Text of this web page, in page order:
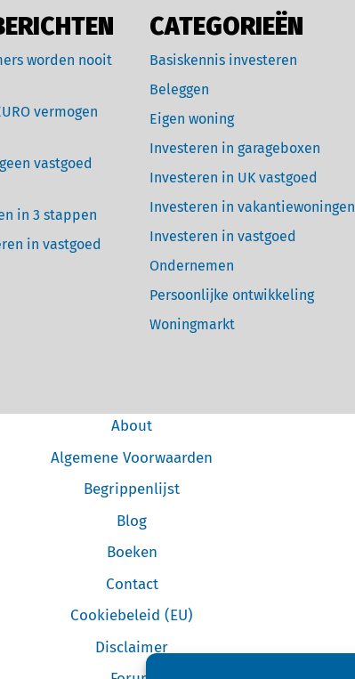
worden nooit
vermogen
vastgoed
in 3 stappen
in vastgoed
CATEGORIEËN
Basiskennis investeren
Beleggen
Eigen woning
Investeren in garageboxen
Investeren in UK vastgoed
Investeren in vakantiewoningen
Investeren in vastgoed
Ondernemen
Persoonlijke ontwikkeling
Woningmarkt
About
Algemene Voorwaarden
Begrippenlijst
Blog
Boeken
Contact
Cookiebeleid (EU)
Disclaimer